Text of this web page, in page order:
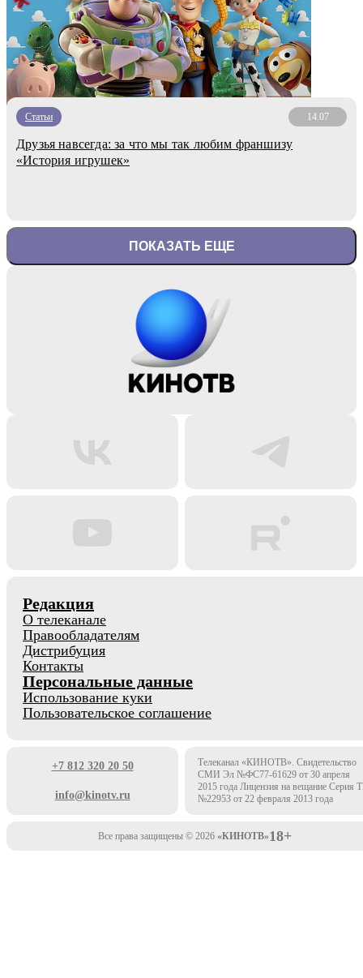
Статьи 14.07
Друзья навсегда: за что мы так любим франшизу
«История игрушек»
ПОКАЗАТЬ ЕЩЕ
Редакция
О телеканале
Правообладателям
Дистрибуция
Контакты
Персональные данные
Использование куки
Пользовательское соглашение
+7 812 320 20 50
info@kinotv.ru
Телеканал «КИНОТВ». Свидетельство
СМИ Эл №ФС77-61629 от 30 апреля
2015 года Лицензия на вещание Серия
№22953 от 22 февраля 2013 года
Все права защищены © 2026 «КИНОТВ»18+